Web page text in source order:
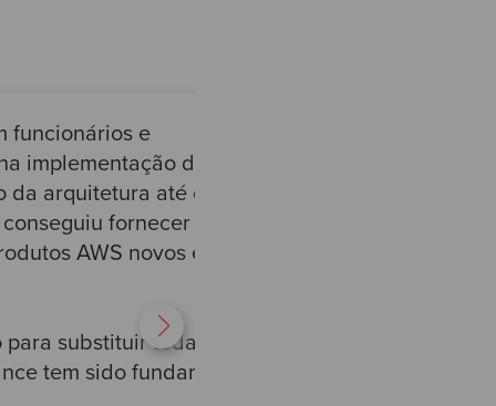
funcionários e
implementação de
arquitetura até o
fornecer
AWS novos e bem
substituir toda a sua
tem sido fundamental